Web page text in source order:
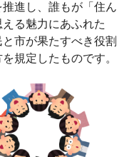
進し、誰もが「住ん
る魅力にあふれた
市が果たすべき役割
規定したものです。